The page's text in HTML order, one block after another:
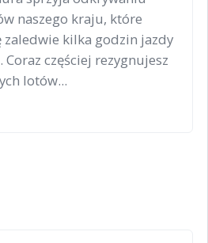
naszego kraju, które
zaledwie kilka godzin jazdy
częściej rezygnujesz
lotów...